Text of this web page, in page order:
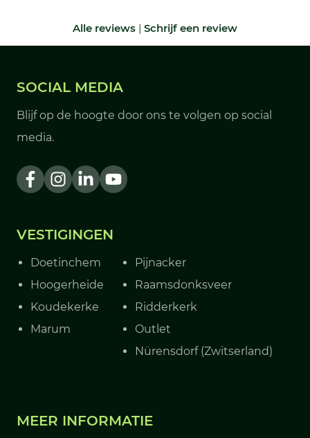
Alle reviews | Schrijf een review
SOCIAL MEDIA
Blijf op de hoogte door ons te volgen op social
media.
VESTIGINGEN
Doetinchem
Hoogerheide
Koudekerke
Marum
Pijnacker
Raamsdonksveer
Ridderkerk
Outlet
Nürensdorf (Zwitserland)
MEER INFORMATIE